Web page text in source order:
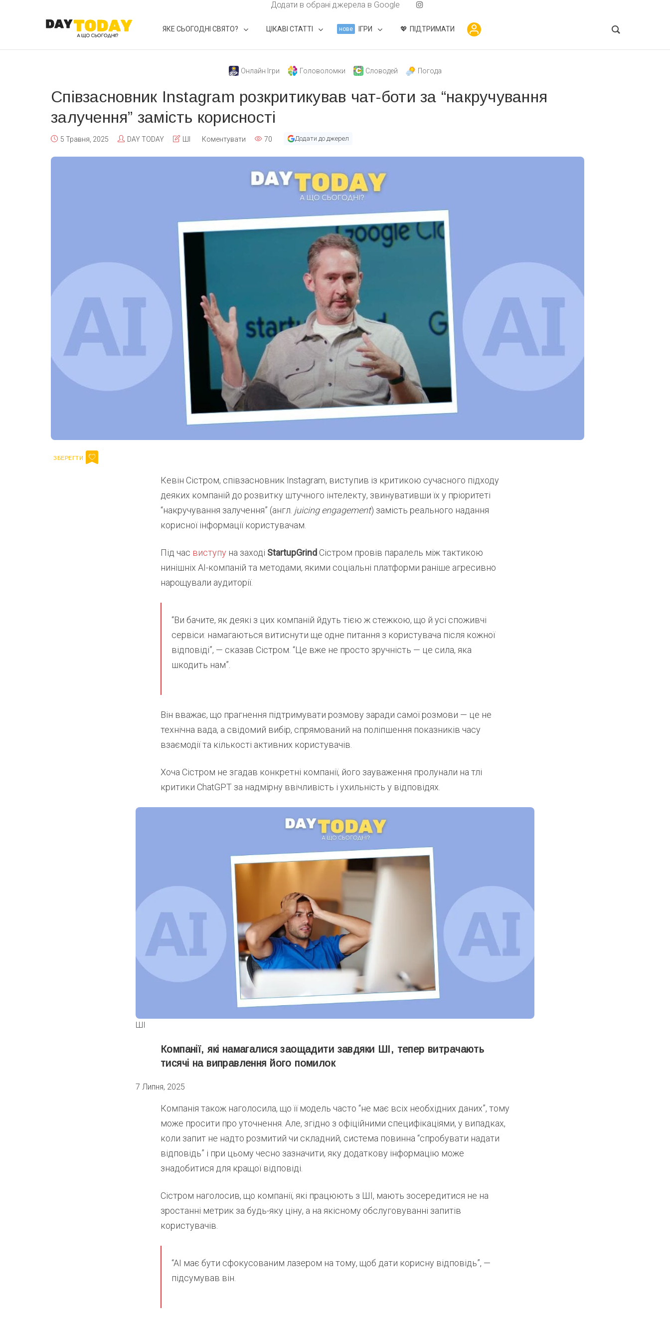
Додати в обрані джерела в Google
ЯКЕ СЬОГОДНІ СВЯТО? ЦІКАВІ СТАТТІ нове ІГРИ ПІДТРИМАТИ
Онлайн Ігри Головоломки Словодей Погода
Співзасновник Instagram розкритикував чат-боти за “накручування
залучення” замість корисності
5 Травня, 2025 DAY TODAY Коментувати 70 Додати до джерел
Кевін Сістром, співзасновник Instagram, виступив із критикою сучасного підходу
деяких компаній до розвитку штучного інтелекту, звинувативши їх у пріоритеті
“накручування залучення” (англ. juicing engagement) замість реального надання
корисної інформації користувачам.
Під час виступу на заході StartupGrind Сістром провів паралель між тактикою
нинішніх AI-компаній та методами, якими соціальні платформи раніше агресивно
нарощували аудиторії.
“Ви бачите, як деякі з цих компаній йдуть тією ж стежкою, що й усі споживчі
сервіси: намагаються витиснути ще одне питання з користувача після кожної
відповіді”, — сказав Сістром. “Це вже не просто зручність — це сила, яка
шкодить нам”.
Він вважає, що прагнення підтримувати розмову заради самої розмови — це не
технічна вада, а свідомий вибір, спрямований на поліпшення показників часу
взаємодії та кількості активних користувачів.
Хоча Сістром не згадав конкретні компанії, його зауваження пролунали на тлі
критики ChatGPT за надмірну ввічливість і ухильність у відповідях.
ШІ
Компанії, які намагалися заощадити завдяки ШІ, тепер витрачають
тисячі на виправлення його помилок
7 Липня, 2025
Компанія також наголосила, що її модель часто “не має всіх необхідних даних”, тому
може просити про уточнення. Але, згідно з офіційними специфікаціями, у випадках,
коли запит не надто розмитий чи складний, система повинна “спробувати надати
відповідь” і при цьому чесно зазначити, яку додаткову інформацію може
знадобитися для кращої відповіді.
Сістром наголосив, що компанії, які працюють з ШІ, мають зосередитися не на
зростанні метрик за будь-яку ціну, а на якісному обслуговуванні запитів
користувачів.
“AI має бути сфокусованим лазером на тому, щоб дати корисну відповідь”, —
підсумував він.